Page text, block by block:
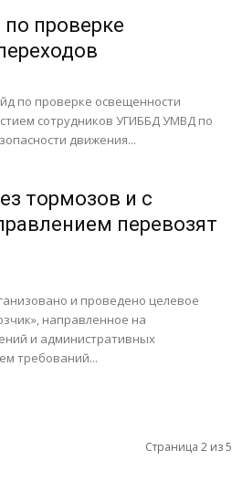
проверке
по проверке освещенности
сотрудников УГИББД УМВД по
движения...
тормозов и с
перевозят
и проведено целевое
направленное на
и административных
требований...
Страница 2 из 5